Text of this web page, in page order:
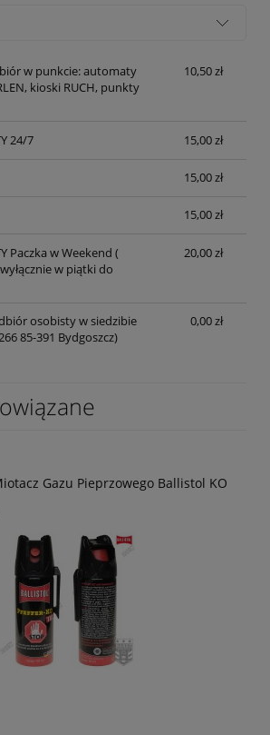
w punkcie: automaty
kioski RUCH, punkty
10,50 zł
24/7 15,00 zł
15,00 zł
15,00 zł
Paczka w Weekend (
w piątki do
20,00 zł
osobisty w siedzibie
85-391 Bydgoszcz)
0,00 zł
Gazu Pieprzowego Ballistol KO